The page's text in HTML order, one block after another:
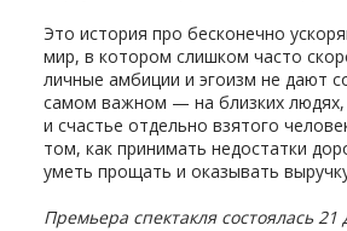
Это история про бесконечно
мир, в котором слишком часто
личные амбиции и эгоизм не дают
самом важном — на близких людях,
и счастье отдельно взятого
том, как принимать недостатки
уметь прощать и оказывать
Премьера спектакля состоялась 21